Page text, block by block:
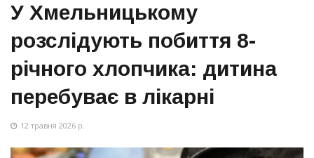
У Хмельницькому
розслідують побиття 8-
річного хлопчика: дитина
перебуває в лікарні
12 травня 2026 р.